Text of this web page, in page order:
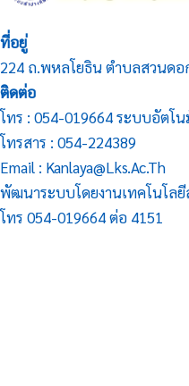
ที่อยู่
224 ถ.พหลโยธิน ตำบลสวนดอ
ติดต่อ
โทร : 054-019664 ระบบอัตโ
โทรสาร : 054-224389
Email : Kanlaya@lks.ac.th
พัฒนาระบบโดยงานเทคโนโล
โทร 054-019664 ต่อ 4151